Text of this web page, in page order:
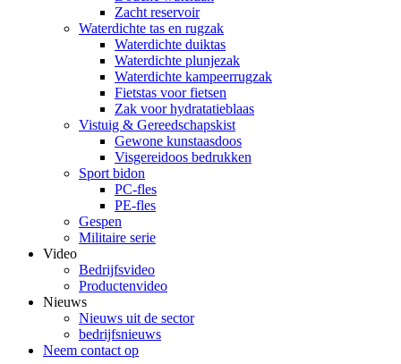
Zacht reservoir
Waterdichte tas en rugzak
Waterdichte duiktas
Waterdichte plunjezak
Waterdichte kampeerrugzak
Fietstas voor fietsen
Zak voor hydratatieblaas
Vistuig & Gereedschapskist
Gewone kunstaasdoos
Visgereidoos bedrukken
Sport bidon
PC-fles
PE-fles
Gespen
Militaire serie
Video
Bedrijfsvideo
Productenvideo
Nieuws
Nieuws uit de sector
bedrijfsnieuws
Neem contact op